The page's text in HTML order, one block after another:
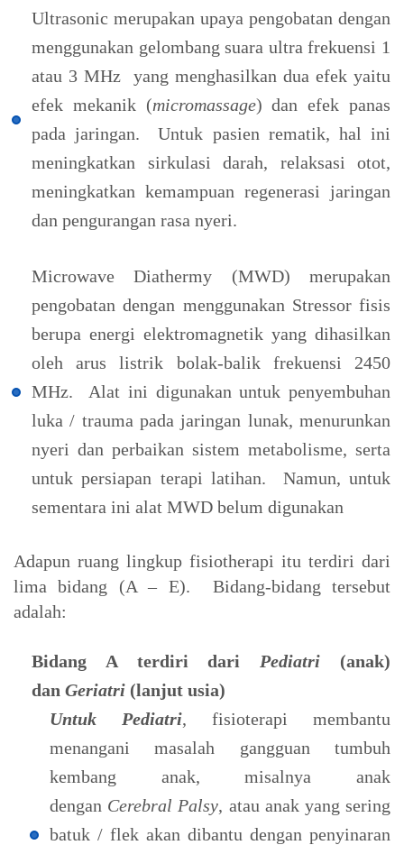
Ultrasonic merupakan upaya pengobatan dengan
menggunakan gelombang suara ultra frekuensi 1
atau 3 MHz yang menghasilkan dua efek yaitu
efek mekanik (micromassage) dan efek panas
pada jaringan. Untuk pasien rematik, hal ini
meningkatkan sirkulasi darah, relaksasi otot,
meningkatkan kemampuan regenerasi jaringan
dan pengurangan rasa nyeri.
Microwave Diathermy (MWD) merupakan
pengobatan dengan menggunakan Stressor fisis
berupa energi elektromagnetik yang dihasilkan
oleh arus listrik bolak-balik frekuensi 2450
MHz. Alat ini digunakan untuk penyembuhan
luka / trauma pada jaringan lunak, menurunkan
nyeri dan perbaikan sistem metabolisme, serta
untuk persiapan terapi latihan. Namun, untuk
sementara ini alat MWD belum digunakan
Adapun ruang lingkup fisiotherapi itu terdiri dari
lima bidang (A – E). Bidang-bidang tersebut
adalah:
Bidang A terdiri dari Pediatri (anak)
dan Geriatri (lanjut usia)
Untuk Pediatri, fisioterapi membantu
menangani masalah gangguan tumbuh
kembang anak, misalnya anak
dengan Cerebral Palsy, atau anak yang sering
batuk / flek akan dibantu dengan penyinaran